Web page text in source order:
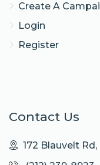
Create A
Login
Register
Contact Us
172 Blauvelt